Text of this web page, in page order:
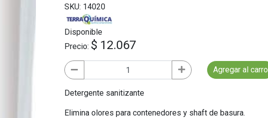
SKU: 14020
Disponible
Precio: $ 12.067
Agregar al carro
Detergente sanitizante
Elimina olores para contenedores y shaft de basura.